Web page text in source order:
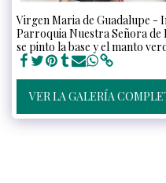
Virgen Maria de Guadalupe -
Parroquia Nuestra Señora de
se pinto la base y el manto
VER LA GALERÍA